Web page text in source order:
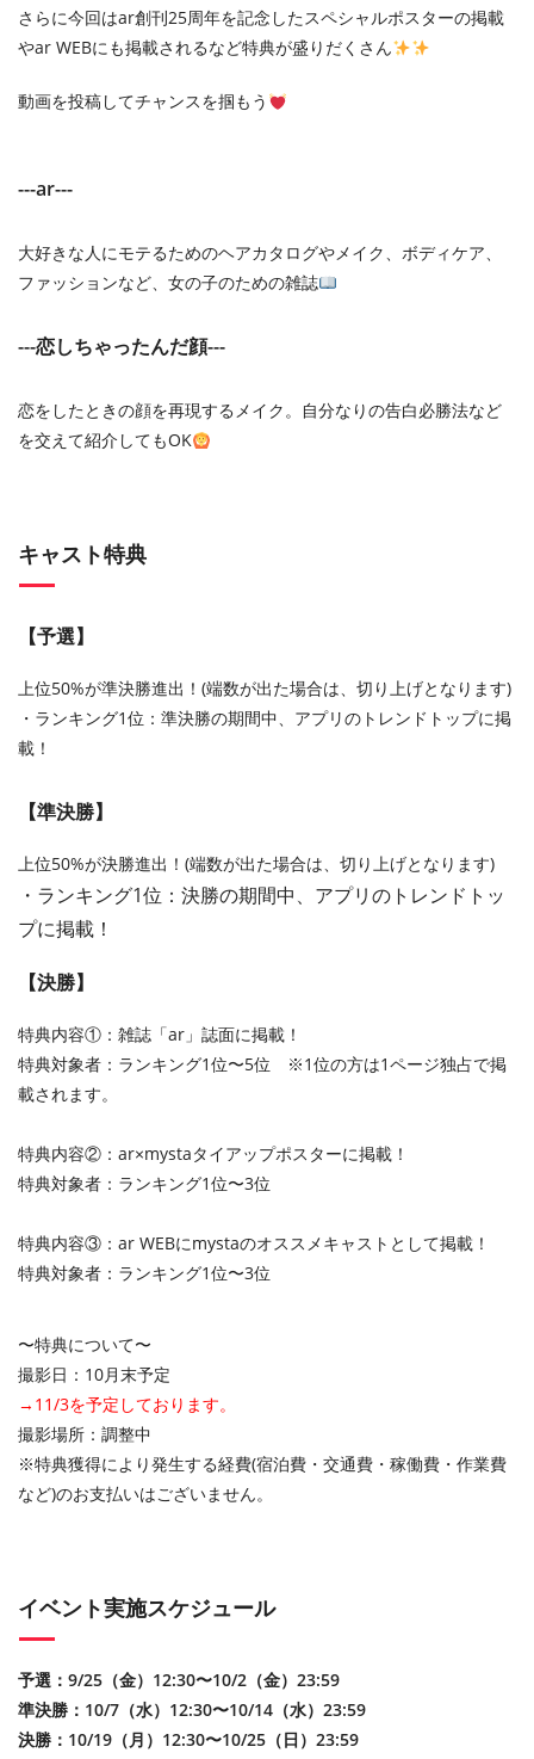
さらに今回はar創刊25周年を記念したスペシャルポスターの掲載
やar WEBにも掲載されるなど特典が盛りだくさん
動画を投稿してチャンスを掴もう
---ar---
大好きな人にモテるためのヘアカタログやメイク、ボディケア、
ファッションなど、女の子のための雑誌
---恋しちゃったんだ顔---
恋をしたときの顔を再現するメイク。自分なりの告白必勝法など
を交えて紹介してもOK
キャスト特典
【予選】
上位50%が準決勝進出！(端数が出た場合は、切り上げとなります)
・ランキング1位：準決勝の期間中、アプリのトレンドトップに掲
載！
【準決勝】
上位50%が決勝進出！(端数が出た場合は、切り上げとなります)
・ランキング1位：決勝の期間中、アプリのトレンドトッ
プに掲載！
【決勝】
特典内容①：雑誌「ar」誌面に掲載！
特典対象者：ランキング1位〜5位 ※1位の方は1ページ独占で掲
載されます。
特典内容②：ar×mystaタイアップポスターに掲載！
特典対象者：ランキング1位〜3位
特典内容③：ar WEBにmystaのオススメキャストとして掲載！
特典対象者：ランキング1位〜3位
〜特典について〜
撮影日：10月末予定
→11/3を予定しております。
撮影場所：調整中
※特典獲得により発生する経費(宿泊費・交通費・稼働費・作業費
など)のお支払いはございません。
イベント実施スケジュール
予選：9/25（金）12:30〜10/2（金）23:59
準決勝：10/7（水）12:30〜10/14（水）23:59
決勝：10/19（月）12:30〜10/25（日）23:59